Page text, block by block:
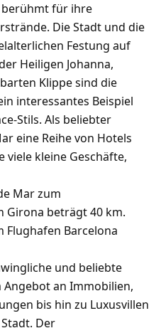
berühmt für ihre
Die Stadt und die
Festung auf
Heiligen Johanna,
Klippe sind die
interessantes Beispiel
Stils. Als beliebter
eine Reihe von Hotels
viele kleine Geschäfte,
Mar zum
Girona beträgt 40 km.
Flughafen Barcelona
und beliebte
an Immobilien,
bis hin zu Luxusvillen
Der